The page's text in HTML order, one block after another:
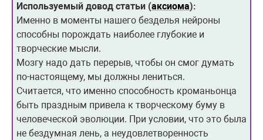
Используемый довод статьи (аксиома):
Именно в моменты нашего безделья нейроны
способны порождать наиболее глубокие и
творческие мысли.
Мозгу надо дать перерыв, чтобы он смог думать
по-настоящему, мы должны лениться.
Считается, что именно способность кроманьонца
быть праздным привела к творческому буму в
человеческой эволюции. При условии, что это была
не бездумная лень, а неудовлетворенность